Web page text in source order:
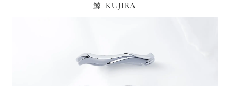
鯨 KUJIRA